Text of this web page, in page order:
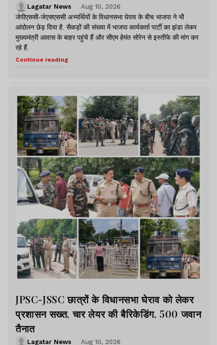
Lagatar News
Aug 10, 2026
जेपीएससी-जेएसएससी अभ्यर्थियों के विधानसभा घेराव के बीच भाजपा ने भी
आंदोलन छेड़ दिया है. सैकड़ों की संख्या में भाजपा कार्यकर्ता पार्टी का झंडा लेकर
मुख्यमंत्री आवास के बाहर पहुंचे हैं और सीएम हेमंत सोरेन से इस्तीफे की मांग कर
रहे हैं.
Continue reading
JPSC-JSSC छात्रों के विधानसभा घेराव को लेकर
प्रशासन सख्त, चार लेयर की बैरिकेडिंग, 500 जवान
तैनात
Lagatar News Aug 10, 2026